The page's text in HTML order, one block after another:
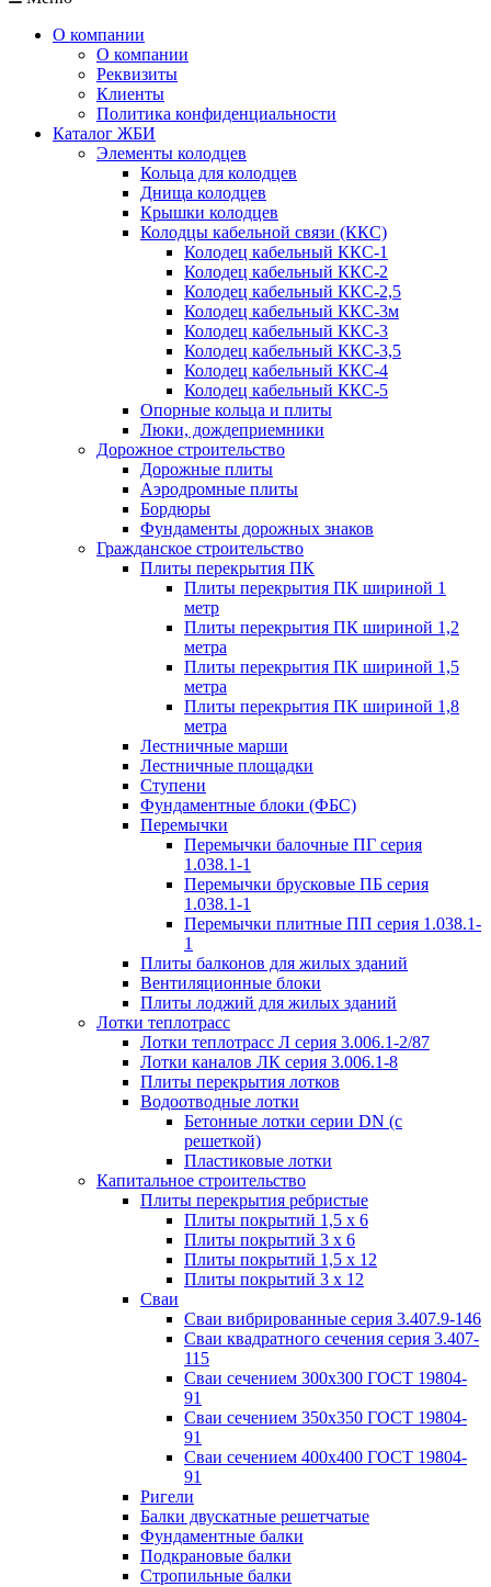
О компании
О компании
Реквизиты
Клиенты
Политика конфиденциальности
Каталог ЖБИ
Элементы колодцев
Кольца для колодцев
Днища колодцев
Крышки колодцев
Колодцы кабельной связи (ККС)
Колодец кабельный ККС-1
Колодец кабельный ККС-2
Колодец кабельный ККС-2,5
Колодец кабельный ККС-3м
Колодец кабельный ККС-3
Колодец кабельный ККС-3,5
Колодец кабельный ККС-4
Колодец кабельный ККС-5
Опорные кольца и плиты
Люки, дождеприемники
Дорожное строительство
Дорожные плиты
Аэродромные плиты
Бордюры
Фундаменты дорожных знаков
Гражданское строительство
Плиты перекрытия ПК
Плиты перекрытия ПК шириной 1
метр
Плиты перекрытия ПК шириной 1,2
метра
Плиты перекрытия ПК шириной 1,5
метра
Плиты перекрытия ПК шириной 1,8
метра
Лестничные марши
Лестничные площадки
Ступени
Фундаментные блоки (ФБС)
Перемычки
Перемычки балочные ПГ серия
1.038.1-1
Перемычки брусковые ПБ серия
1.038.1-1
Перемычки плитные ПП серия 1.038.1-
1
Плиты балконов для жилых зданий
Вентиляционные блоки
Плиты лоджий для жилых зданий
Лотки теплотрасс
Лотки теплотрасс Л серия 3.006.1-2/87
Лотки каналов ЛК серия 3.006.1-8
Плиты перекрытия лотков
Водоотводные лотки
Бетонные лотки серии DN (с
решеткой)
Пластиковые лотки
Капитальное строительство
Плиты перекрытия ребристые
Плиты покрытий 1,5 x 6
Плиты покрытий 3 x 6
Плиты покрытий 1,5 x 12
Плиты покрытий 3 x 12
Сваи
Сваи вибрированные серия 3.407.9-146
Сваи квадратного сечения серия 3.407-
115
Сваи сечением 300х300 ГОСТ 19804-
91
Сваи сечением 350х350 ГОСТ 19804-
91
Сваи сечением 400х400 ГОСТ 19804-
91
Ригели
Балки двускатные решетчатые
Фундаментные балки
Подкрановые балки
Стропильные балки